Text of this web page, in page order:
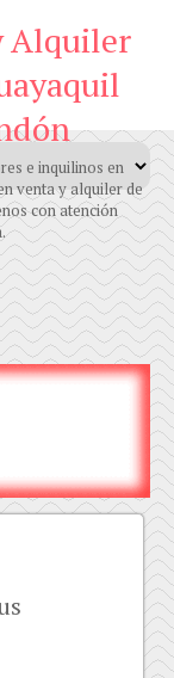
Alquiler
e inquilinos en
venta y alquiler de
con atención